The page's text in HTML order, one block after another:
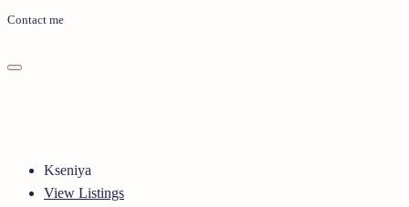
Contact me
Kseniya
View Listings